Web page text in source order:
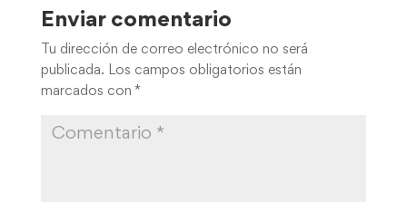
Enviar comentario
Tu dirección de correo electrónico no será
publicada. Los campos obligatorios están
marcados con *